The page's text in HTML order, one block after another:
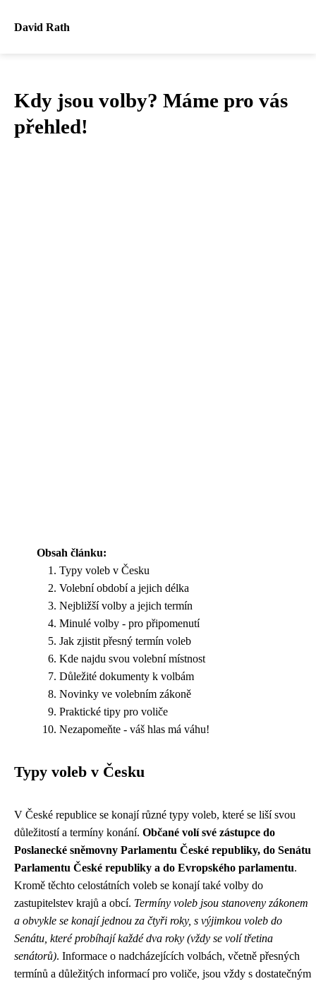
David Rath
Kdy jsou volby? Máme pro vás
přehled!
Obsah článku:
Typy voleb v Česku
Volební období a jejich délka
Nejbližší volby a jejich termín
Minulé volby - pro připomenutí
Jak zjistit přesný termín voleb
Kde najdu svou volební místnost
Důležité dokumenty k volbám
Novinky ve volebním zákoně
Praktické tipy pro voliče
Nezapomeňte - váš hlas má váhu!
Typy voleb v Česku
V České republice se konají různé typy voleb, které se liší svou
důležitostí a termíny konání. Občané volí své zástupce do
Poslanecké sněmovny Parlamentu České republiky, do Senátu
Parlamentu České republiky a do Evropského parlamentu.
Kromě těchto celostátních voleb se konají také volby do
zastupitelstev krajů a obcí. Termíny voleb jsou stanoveny zákonem
a obvykle se konají jednou za čtyři roky, s výjimkou voleb do
Senátu, které probíhají každé dva roky (vždy se volí třetina
senátorů). Informace o nadcházejících volbách, včetně přesných
termínů a důležitých informací pro voliče, jsou vždy s dostatečným